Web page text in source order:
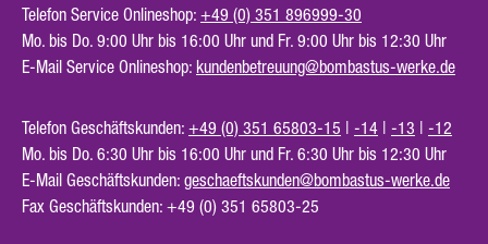
Telefon Service Onlineshop: +49 (0) 351 896999-30
Mo. bis Do. 9:00 Uhr bis 16:00 Uhr und Fr. 9:00 Uhr bis 12:30 Uhr
E-Mail Service Onlineshop: kundenbetreuung@bombastus-werke.de
Telefon Geschäftskunden: +49 (0) 351 65803-15 | -14 | -13 | -12
Mo. bis Do. 6:30 Uhr bis 16:00 Uhr und Fr. 6:30 Uhr bis 12:30 Uhr
E-Mail Geschäftskunden: geschaeftskunden@bombastus-werke.de
Fax Geschäftskunden: +49 (0) 351 65803-25